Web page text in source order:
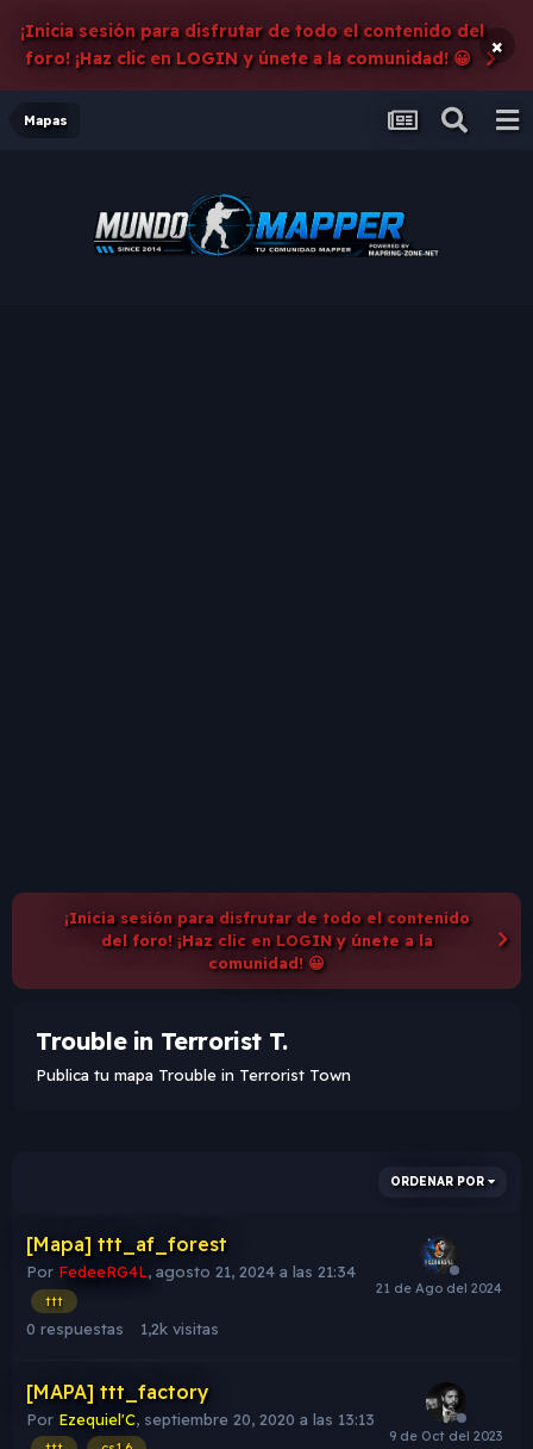
¡Inicia sesión para disfrutar de todo el contenido del
foro! ¡Haz clic en LOGIN y únete a la comunidad! 😀
×
Mapas
¡Inicia sesión para disfrutar de todo el contenido
del foro! ¡Haz clic en LOGIN y únete a la
comunidad! 😀
Trouble in Terrorist T.
Publica tu mapa Trouble in Terrorist Town
ORDENAR POR
[Mapa] ttt_af_forest
Por FedeeRG4L, agosto 21, 2024 a las 21:34
ttt
0 respuestas 1,2k visitas
[MAPA] ttt_factory
Por Ezequiel'C, septiembre 20, 2020 a las 13:13